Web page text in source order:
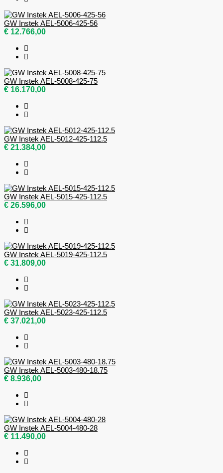
GW Instek AEL-5006-425-56
€ 12.766,00
GW Instek AEL-5008-425-75
€ 16.170,00
GW Instek AEL-5012-425-112.5
€ 21.384,00
GW Instek AEL-5015-425-112.5
€ 26.596,00
GW Instek AEL-5019-425-112.5
€ 31.809,00
GW Instek AEL-5023-425-112.5
€ 37.021,00
GW Instek AEL-5003-480-18.75
€ 8.936,00
GW Instek AEL-5004-480-28
€ 11.490,00